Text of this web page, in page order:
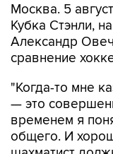
Москва. 5
Кубка Стэнли,
Александр
сравнение
"Когда-то мне
— это
временем я
общего. И